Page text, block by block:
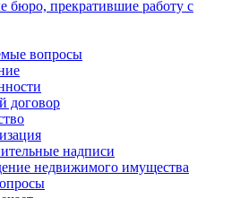
бюро, прекратившие работу с
вопросы
договор
надписи
недвижимого имущества